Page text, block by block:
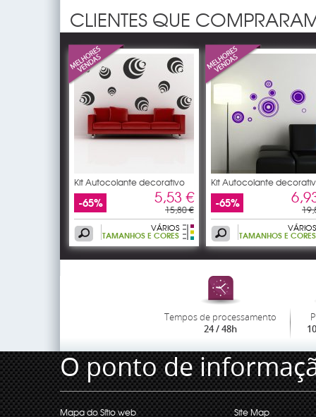
CLIENTES QUE
Kit Autocolante decorativo
10
-65% 5,53 €
15,80 €
VÁRIOS
TAMANHOS E CORES
Kit Autocolante
10
-65%
VÁRIOS
TAMANHOS E CORES
Tempos de processamento
24 / 48h
O ponto de
Mapa do Sítio web
Site Map